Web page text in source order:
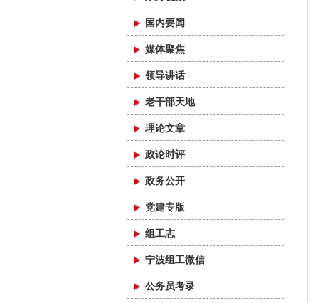
国内要闻
媒体聚焦
领导讲话
老干部天地
理论文章
政论时评
政务公开
党建专版
组工志
宁波组工微信
公务员考录